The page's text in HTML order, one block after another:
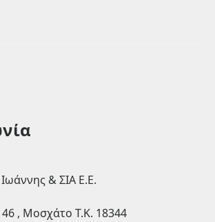
& ΣΙΑ Ε.Ε.
, Μοσχάτο Τ.Κ. 18344